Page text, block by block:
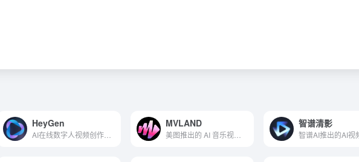
HeyGen MVLAND
美图推出的 AI 音乐视频创作平台
智谱清影